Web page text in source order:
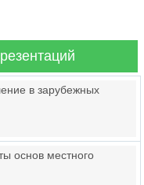
в зарубежных
основ местного